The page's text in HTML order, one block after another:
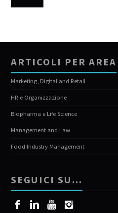
ARTICOLI PER AREA
Marketing, Digital and Retail
HR e Organizzazione
Biopharma e Life Science
Management and Law
Food Industry Management
SEGUICI SU…